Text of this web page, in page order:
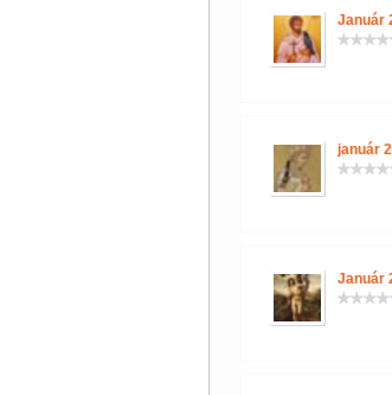
Január
január
Január